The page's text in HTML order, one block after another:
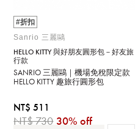
#折扣
Sanrio 三麗鷗
HELLO KITTY 與好朋友圓形包－好友旅
行款
SANRIO 三麗鷗｜機場免稅限定款
HELLO KITTY 趣旅行圓形包
NT$ 511
NT$ 730 30% off